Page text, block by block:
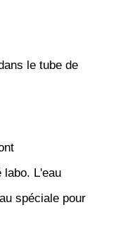
le tube de
labo. L'eau
spéciale pour